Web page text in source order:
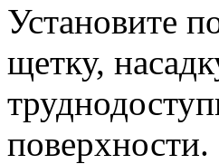
Установите
щетку,
поверхности.